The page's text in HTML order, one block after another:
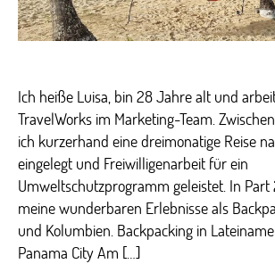
Ich heiße Luisa, bin 28 Jahre alt und
TravelWorks im Marketing-Team.
ich kurzerhand eine dreimonatige Reise
eingelegt und Freiwilligenarbeit für ein
Umweltschutzprogramm geleistet. In
meine wunderbaren Erlebnisse als
und Kolumbien. Backpacking in
Panama City Am […]